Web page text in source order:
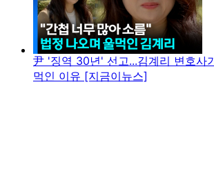
尹 '징역 30년' 선고...김계리 변호사
먹인 이유 [지금이뉴스]